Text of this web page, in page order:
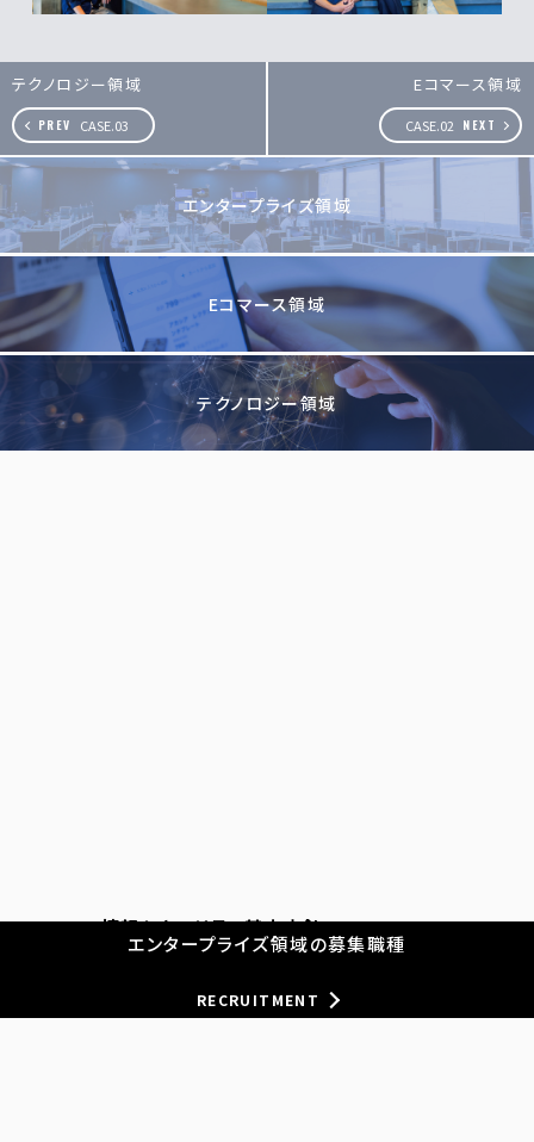
エンタープライズ領域の募集職種
RECRUITMENT
テクノロジー領域
CASE.03
Eコマース領域
CASE.02
エンタープライズ領域
Eコマース領域
テクノロジー領域
情報セキュリティ基本方針
従業員等の個人情報保護